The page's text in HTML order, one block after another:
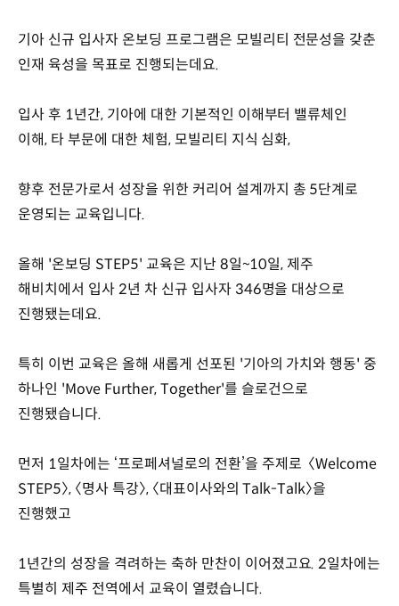
기아 신규 입사자 온보딩 프로그램은 모빌리티 전문성을 갖춘
인재 육성을 목표로 진행되는데요.
입사 후 1년간, 기아에 대한 기본적인 이해부터 밸류체인
이해, 타 부문에 대한 체험, 모빌리티 지식 심화,
향후 전문가로서 성장을 위한 커리어 설계까지 총 5단계로
운영되는 교육입니다.
올해 '온보딩 STEP5' 교육은 지난 8일~10일, 제주
해비치에서 입사 2년 차 신규 입사자 346명을 대상으로
진행됐는데요.
특히 이번 교육은 올해 새롭게 선포된 '기아의 가치와 행동' 중
하나인 'Move Further, Together'를 슬로건으로
진행됐습니다.
먼저 1일차에는 ‘프로페셔널로의 전환’을 주제로 〈Welcome
STEP5〉, 〈명사 특강〉, 〈대표이사와의 Talk-Talk〉을
진행했고
1년간의 성장을 격려하는 축하 만찬이 이어졌고요. 2일차에는
특별히 제주 전역에서 교육이 열렸습니다.